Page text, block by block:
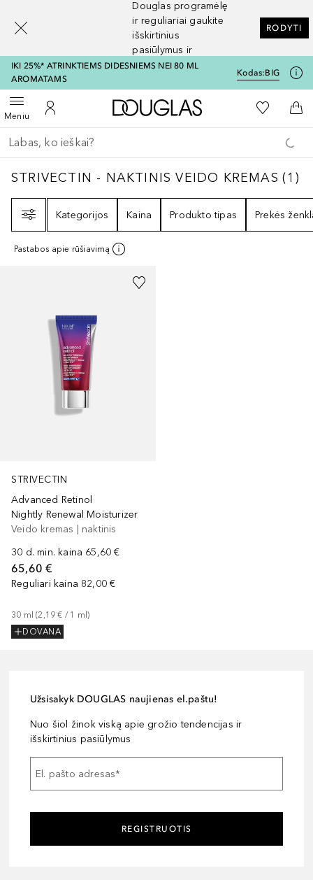
Douglas programėlę
ir reguliariai gaukite
išskirtinius
pasiūlymus ir
nuolaidas
RODYTI
IKI 25%* ATRINKTIEMS DIDESNIEMS NEI 80 ML
AROMATAMS
Kodas:BIG
MeniuAtidaryti meniuĮ mano paskyrą
Į Douglas pagrindinį
Į mano
Į
Grįžk atgal
Vykdykite paiešką
STRIVECTIN - NAKTINIS VEIDO KREMAS 1
STRIVECTIN - NAKTINIS VEIDO KREMAS (1 )
Kategorijos
Kaina Produkto tipas Prekės
Pastabos apie rūšiavimą
STRIVECTIN
Advanced Retinol
Nightly Renewal Moisturizer
Veido kremas | naktinis
30 d. min. kaina 65,60 €
65,60 €
Reguliari kaina 82,00 €
30 ml (2,19 € / 1 ml)
DOVANA
Užsisakyk DOUGLAS naujienas el.paštu!
Nuo šiol žinok viską apie grožio tendencijas ir
išskirtinius pasiūlymus
El. pašto adresas*
REGISTRUOTIS
[navigation.slideout.screenreader]